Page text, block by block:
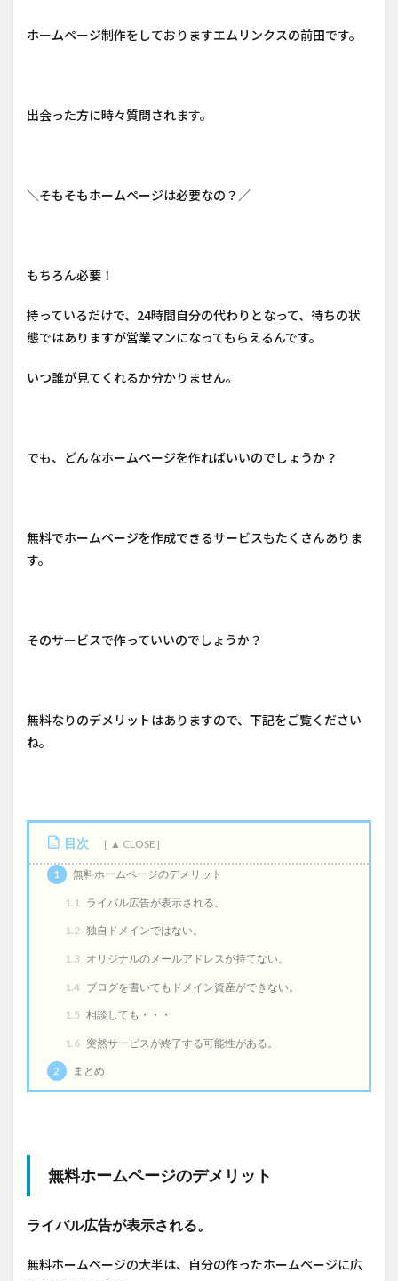
ホームページ制作をしておりますエムリンクスの前田です。
出会った方に時々質問されます。
＼そもそもホームページは必要なの？／
もちろん必要！
持っているだけで、24時間自分の代わりとなって、待ちの状
態ではありますが営業マンになってもらえるんです。
いつ誰が見てくれるか分かりません。
でも、どんなホームページを作ればいいのでしょうか？
無料でホームページを作成できるサービスもたくさんありま
す。
そのサービスで作っていいのでしょうか？
無料なりのデメリットはありますので、下記をご覧ください
ね。
目次
1 無料ホームページのデメリット
1.1 ライバル広告が表示される。
1.2 独自ドメインではない。
1.3 オリジナルのメールアドレスが持てない。
1.4 ブログを書いてもドメイン資産ができない。
1.5 相談しても・・・
1.6 突然サービスが終了する可能性がある。
2 まとめ
無料ホームページのデメリット
ライバル広告が表示される。
無料ホームページの大半は、自分の作ったホームページに広